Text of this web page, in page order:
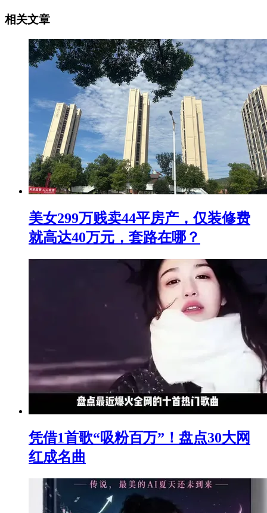
相关文章
美女299万贱卖44平房产，仅装修费
就高达40万元，套路在哪？
凭借1首歌“吸粉百万”！盘点30大网
红成名曲